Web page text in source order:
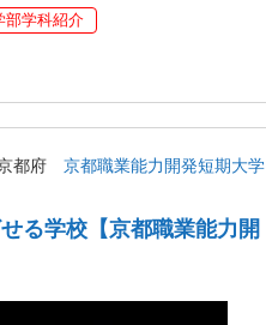
部学科紹介
都府
京都職業能力開発短期大学
る学校【京都職業能力開